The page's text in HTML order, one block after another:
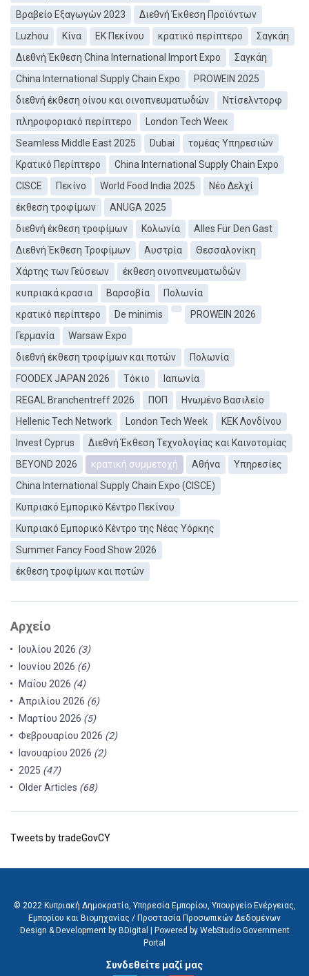
Βραβείο Εξαγωγών 2023
Διεθνή Έκθεση Προϊόντων
Luzhou
Κίνα ΕΚ Πεκίνου κρατικό περίπτερο
Σαγκάη
Διεθνή Έκθεση China International Import Expo
Σαγκάη
China International Supply Chain Expo
PROWEIN 2025
διεθνή έκθεση οίνου και οινοπνευματωδών
Ντίσελντορφ
πληροφοριακό περίπτερο
London Tech Weeκ
Seamless Middle East 2025
Dubai
τομέας Υπηρεσιών
Κρατικό Περίπτερο
China International Supply Chain Expo
CISCE
Πεκίνο World Food India 2025
Νέο Δελχί
έκθεση τροφίμων
ANUGA 2025
διεθνή έκθεση τροφίμων
Κολωνία
Alles Für Den Gast
Διεθνή Έκθεση Τροφίμων
Αυστρία
Θεσσαλονίκη
Χάρτης των Γεύσεων
έκθεση οινοπνευματωδών
κυπριακά κρασια
Βαρσοβία
Πολωνία
κρατικό περίπτερο
De minimis
PROWEIN 2026
Γερμανία
Warsaw Expo
διεθνή έκθεση τροφίμων και ποτών
Πολωνία
FOODEX JAPAN 2026
Τόκιο
Ιαπωνία
REGAL Branchentreff 2026
ΠΟΠ
Ηνωμένο Βασιλείο
Hellenic Tech Network
London Tech Week
ΚEΚ Λονδίνου
Invest Cyprus
Διεθνή Έκθεση Τεχνολογίας και Καινοτομίας
BEYOND 2026
κρατική συμμετοχή Αθήνα
Υπηρεσίες
China International Supply Chain Expo (CISCE)
Κυπριακό Εμπορικό Κέντρο Πεκίνου
Κυπριακό Εμπορικό Κέντρο της Νέας Υόρκης
Summer Fancy Food Show 2026
έκθεση τροφίμων και ποτών
Αρχείο
Ιουλίου 2026 (3)
Ιουνίου 2026 (6)
Μαΐου 2026 (4)
Απριλίου 2026 (6)
Μαρτίου 2026 (5)
Φεβρουαρίου 2026 (2)
Ιανουαρίου 2026 (2)
2025 (47)
Older Articles (68)
Tweets by tradeGovCY
© 2022 Κυπριακή Δημοκρατία, Υπηρεσία Εμπορίου, Υπουργείο Ενέργειας,
Εμπορίου και Βιομηχανίας / Προστασία Προσωπικών Δεδομένων
Design & Development by BDigital
Powered by WebStudio Government
Portal
Συνδεθείτε μαζί μας